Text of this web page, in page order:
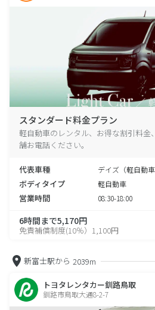
スタンダード料金プラン
軽自動車のレンタル、お得な割引料金
舗お電話ください。
代表車種 デイズ（軽自動
ボディタイプ 軽自動車
営業時間 08:30-18:00
6時間まで5,170円
免責補償制度(10％）1,100円
新富士駅から 2039m
トヨタレンタカー釧路鳥取
釧路市鳥取大通8-2-7